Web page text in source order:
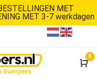
MET
MET 3-7 werkdagen
0